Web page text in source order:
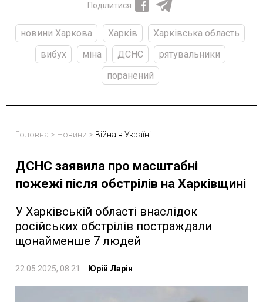
Поділитися
новини Харкова Харків
Харківська область
вибух
міна ДСНС
рятувальники
поранений
Головна > Новини > Війна в Україні
ДСНС заявила про масштабні
пожежі після обстрілів на Харківщині
У Харківській області внаслідок
російських обстрілів постраждали
щонайменше 7 людей
22.05.2025, 08:21 Юрій Ларін